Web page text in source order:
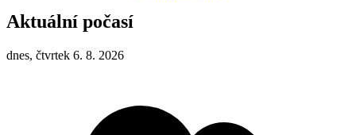
Aktuální počasí
dnes, čtvrtek 6. 8. 2026